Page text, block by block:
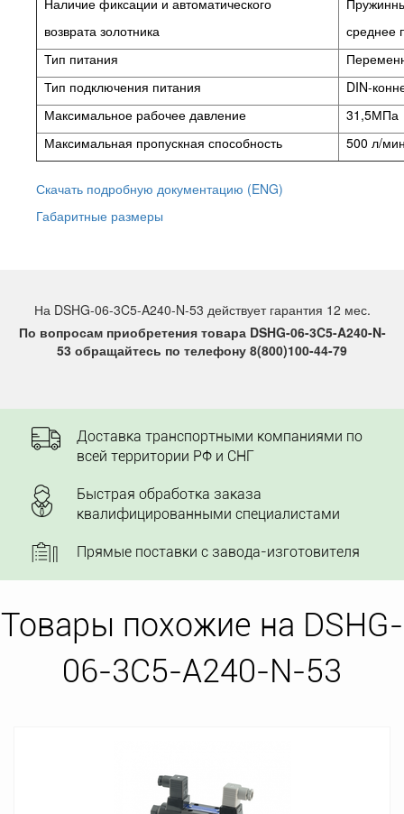
Наличие фиксации и автоматического
возврата золотника
среднее
Тип питания
Тип подключения питания
DIN-
Максимальное рабочее давление
31,5МПа
Максимальная пропускная способность
500 л/
Скачать подробную документацию (ENG)
Габаритные размеры
На DSHG-06-3C5-A240-N-53 действует гарантия 12 мес.
По вопросам приобретения товара DSHG-06-3C5-A240-N-
53 обращайтесь по телефону 8(800)100-44-79
Доставка транспортными компаниями по
всей территории РФ и СНГ
Быстрая обработка заказа
квалифицированными специалистами
Прямые поставки с завода-изготовителя
Товары похожие на DSHG-
06-3C5-A240-N-53